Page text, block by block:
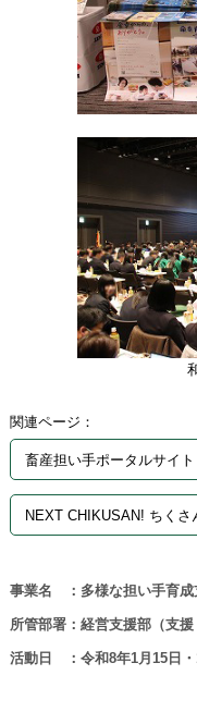
関連ページ：
畜産担い手ポータルサイト
NEXT CHIKUSAN! ちく
事業名 ：多様な担い手育成
所管部署：経営支援部（支援
活動日 ：令和8年1月15日・